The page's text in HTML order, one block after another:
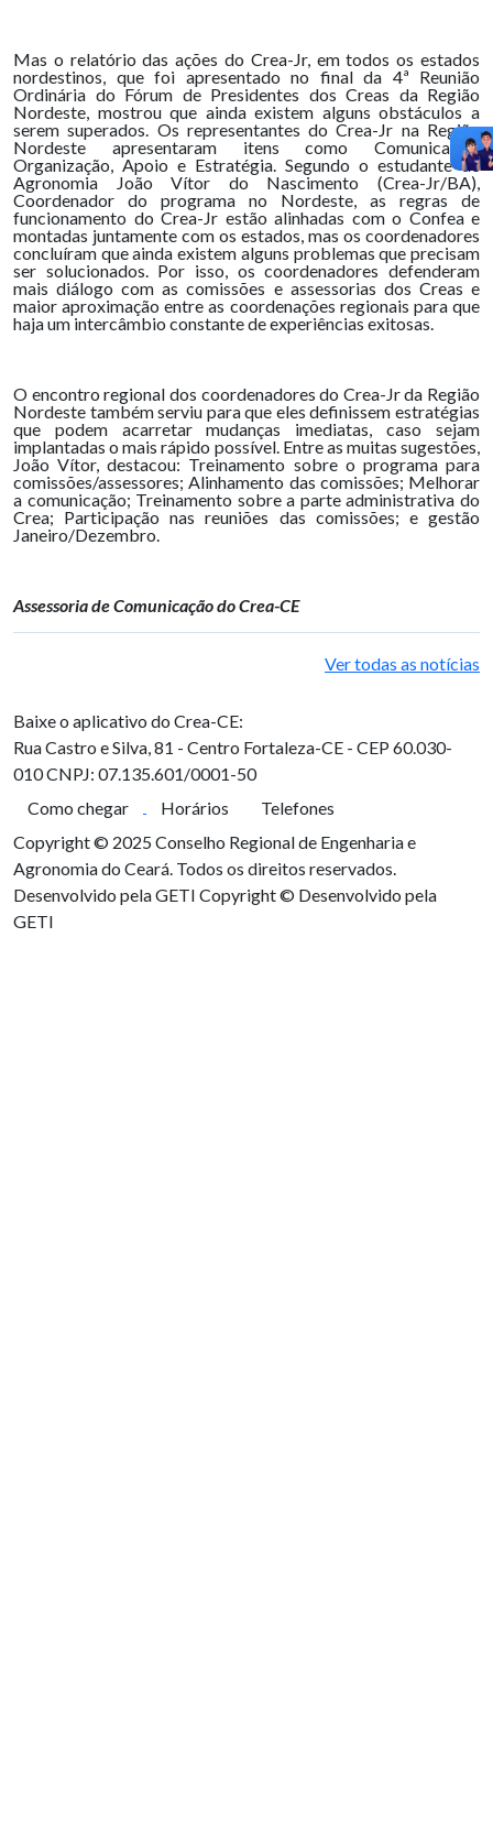
Mas o relatório das ações do Crea-Jr, em todos os estados
nordestinos, que foi apresentado no final da 4ª Reunião
Ordinária do Fórum de Presidentes dos Creas da Região
Nordeste, mostrou que ainda existem alguns obstáculos a
serem superados. Os representantes do Crea-Jr na Região
Nordeste apresentaram itens como Comunicação,
Organização, Apoio e Estratégia. Segundo o estudante de
Agronomia João Vítor do Nascimento (Crea-Jr/BA),
Coordenador do programa no Nordeste, as regras de
funcionamento do Crea-Jr estão alinhadas com o Confea e
montadas juntamente com os estados, mas os coordenadores
concluíram que ainda existem alguns problemas que precisam
ser solucionados. Por isso, os coordenadores defenderam
mais diálogo com as comissões e assessorias dos Creas e
maior aproximação entre as coordenações regionais para que
haja um intercâmbio constante de experiências exitosas.
O encontro regional dos coordenadores do Crea-Jr da Região
Nordeste também serviu para que eles definissem estratégias
que podem acarretar mudanças imediatas, caso sejam
implantadas o mais rápido possível. Entre as muitas sugestões,
João Vítor, destacou: Treinamento sobre o programa para
comissões/assessores; Alinhamento das comissões; Melhorar
a comunicação; Treinamento sobre a parte administrativa do
Crea; Participação nas reuniões das comissões; e gestão
Janeiro/Dezembro.
Assessoria de Comunicação do Crea-CE
Ver todas as notícias
Baixe o aplicativo do Crea-CE:
Rua Castro e Silva, 81 - Centro Fortaleza-CE - CEP 60.030-
010CNPJ: 07.135.601/0001-50
Como chegar
Horários
Telefones
Copyright © 2025 Conselho Regional de Engenharia e
Agronomia do Ceará. Todos os direitos reservados.
Desenvolvido pela GETI Copyright © Desenvolvido pela
GETI